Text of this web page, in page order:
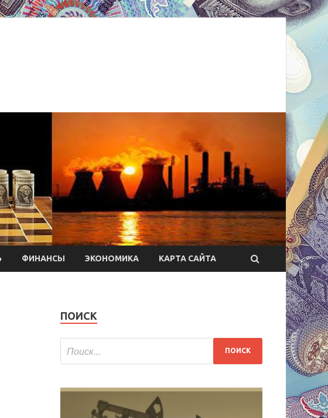
ФИНАНСЫ ЭКОНОМИКА КАРТА САЙТА
ПОИСК